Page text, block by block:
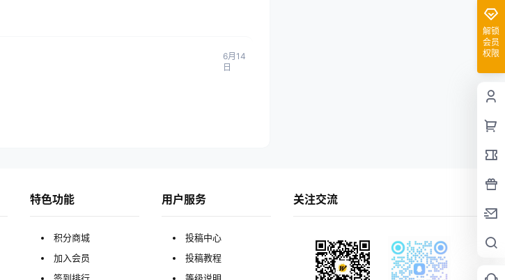
6月14
日
解锁
会员
权限
特色功能
积分商城
加入会员
用户服务
投稿中心
投稿教程
关注交流